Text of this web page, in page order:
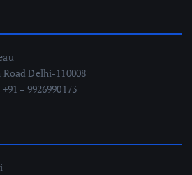
Delhi-110008
– 9926990173